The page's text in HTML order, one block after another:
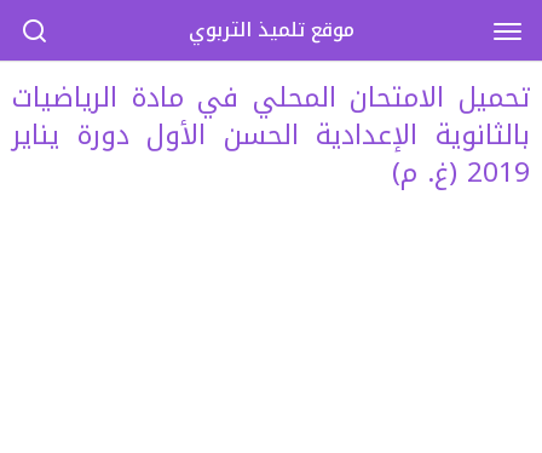
تحميل الامتحان المحلي في مادة الرياضيات
بالثانوية الإعدادية الحسن الأول دورة يناير
2019 (غ. م)
موقع تلميذ التربوي